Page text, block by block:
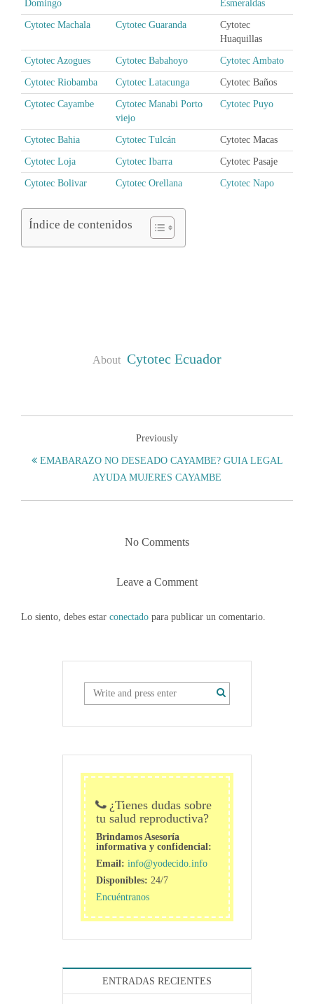
Domingo Esmeraldas
Cytotec Machala Cytotec Guaranda
Cytotec
Huaquillas
Cytotec Azogues Cytotec Babahoyo Cytotec Ambato
Cytotec Riobamba Cytotec Latacunga Cytotec Baños
Cytotec Cayambe
Cytotec Manabi Porto
viejo
Cytotec Puyo
Cytotec Bahia Cytotec Tulcán Cytotec Macas
Cytotec Loja Cytotec Ibarra Cytotec Pasaje
Cytotec Bolivar Cytotec Orellana Cytotec Napo
Índice de contenidos
About Cytotec Ecuador
Previously
EMABARAZO NO DESEADO CAYAMBE? GUIA LEGAL
AYUDA MUJERES CAYAMBE
No Comments
Leave a Comment
Lo siento, debes estar conectado para publicar un comentario.
¿Tienes dudas sobre
tu salud reproductiva?
Brindamos Asesoría
informativa y confidencial:
Email: info@yodecido.info
Disponibles: 24/7
Encuéntranos
ENTRADAS RECIENTES